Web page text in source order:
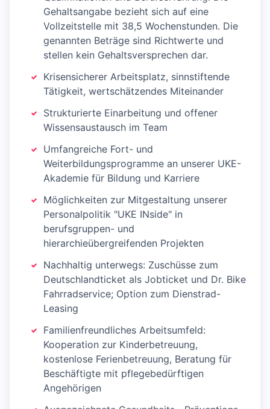
Gehaltsangabe bezieht sich auf eine
Vollzeitstelle mit 38,5 Wochenstunden. Die
genannten Beträge sind Richtwerte und
stellen kein Gehaltsversprechen dar.
Krisensicherer Arbeitsplatz, sinnstiftende
Tätigkeit, wertschätzendes Miteinander
Strukturierte Einarbeitung und offener
Wissensaustausch im Team
Umfangreiche Fort- und
Weiterbildungsprogramme an unserer UKE-
Akademie für Bildung und Karriere
Möglichkeiten zur Mitgestaltung unserer
Personalpolitik "UKE INside" in
berufsgruppen- und
hierarchieübergreifenden Projekten
Nachhaltig unterwegs: Zuschüsse zum
Deutschlandticket als Jobticket und Dr. Bike
Fahrradservice; Option zum Dienstrad-
Leasing
Familienfreundliches Arbeitsumfeld:
Kooperation zur Kinderbetreuung,
kostenlose Ferienbetreuung, Beratung für
Beschäftigte mit pflegebedürftigen
Angehörigen